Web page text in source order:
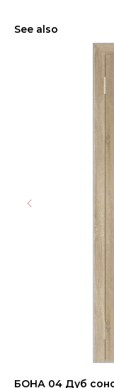
See also
БОНА 04 Дуб